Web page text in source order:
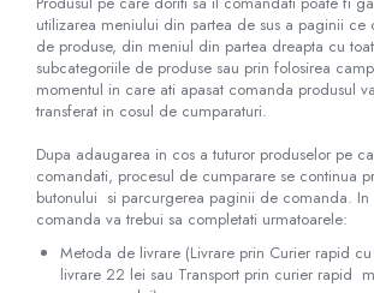
utilizarea meniului din partea de sus a paginii ce
de produse, din meniul din partea dreapta cu
subcategoriile de produse sau prin folosirea
momentul in care ati apasat comanda produsul
transferat in cosul de cumparaturi.
Dupa adaugarea in cos a tuturor produselor pe
comandati, procesul de cumparare se continua
butonului si parcurgerea paginii de comanda.
comanda va trebui sa completati urmatoarele:
Metoda de livrare (Livrare prin Curier rapid
livrare 22 lei sau Transport prin curier rapid